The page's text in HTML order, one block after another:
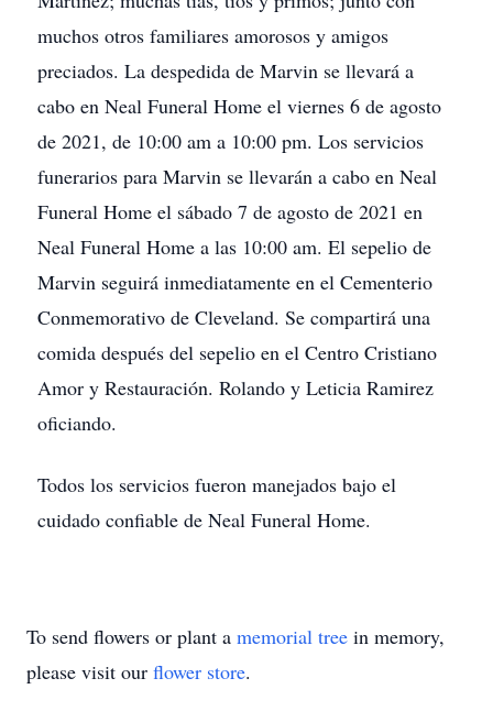
muchos otros familiares amorosos y amigos
preciados. La despedida de Marvin se llevará a
cabo en Neal Funeral Home el viernes 6 de agosto
de 2021, de 10:00 am a 10:00 pm. Los servicios
funerarios para Marvin se llevarán a cabo en Neal
Funeral Home el sábado 7 de agosto de 2021 en
Neal Funeral Home a las 10:00 am. El sepelio de
Marvin seguirá inmediatamente en el Cementerio
Conmemorativo de Cleveland. Se compartirá una
comida después del sepelio en el Centro Cristiano
Amor y Restauración. Rolando y Leticia Ramirez
oficiando.
Todos los servicios fueron manejados bajo el
cuidado confiable de Neal Funeral Home.
To send flowers or plant a memorial tree in memory,
please visit our flower store.